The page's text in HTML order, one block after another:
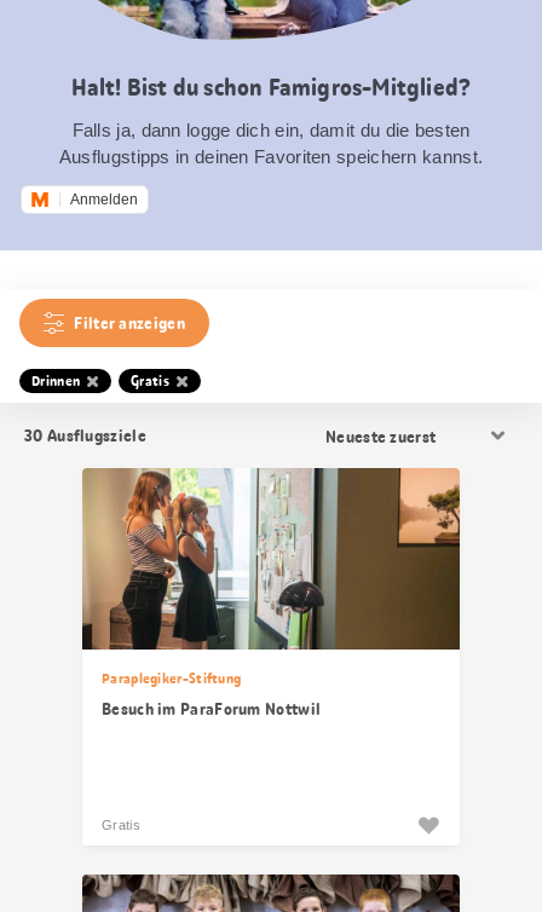
Halt! Bist du schon Famigros-Mitglied?
Falls ja, dann logge dich ein, damit du die besten
Ausflugstipps in deinen Favoriten speichern kannst.
Anmelden
Filter anzeigen
Drinnen Gratis
30 Ausflugsziele
Sortierung
Paraplegiker-Stiftung
Besuch im ParaForum Nottwil
Gratis